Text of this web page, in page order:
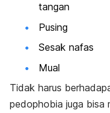
tangan
Pusing
Sesak nafas
Mual
Tidak harus
pedophobia juga bisa